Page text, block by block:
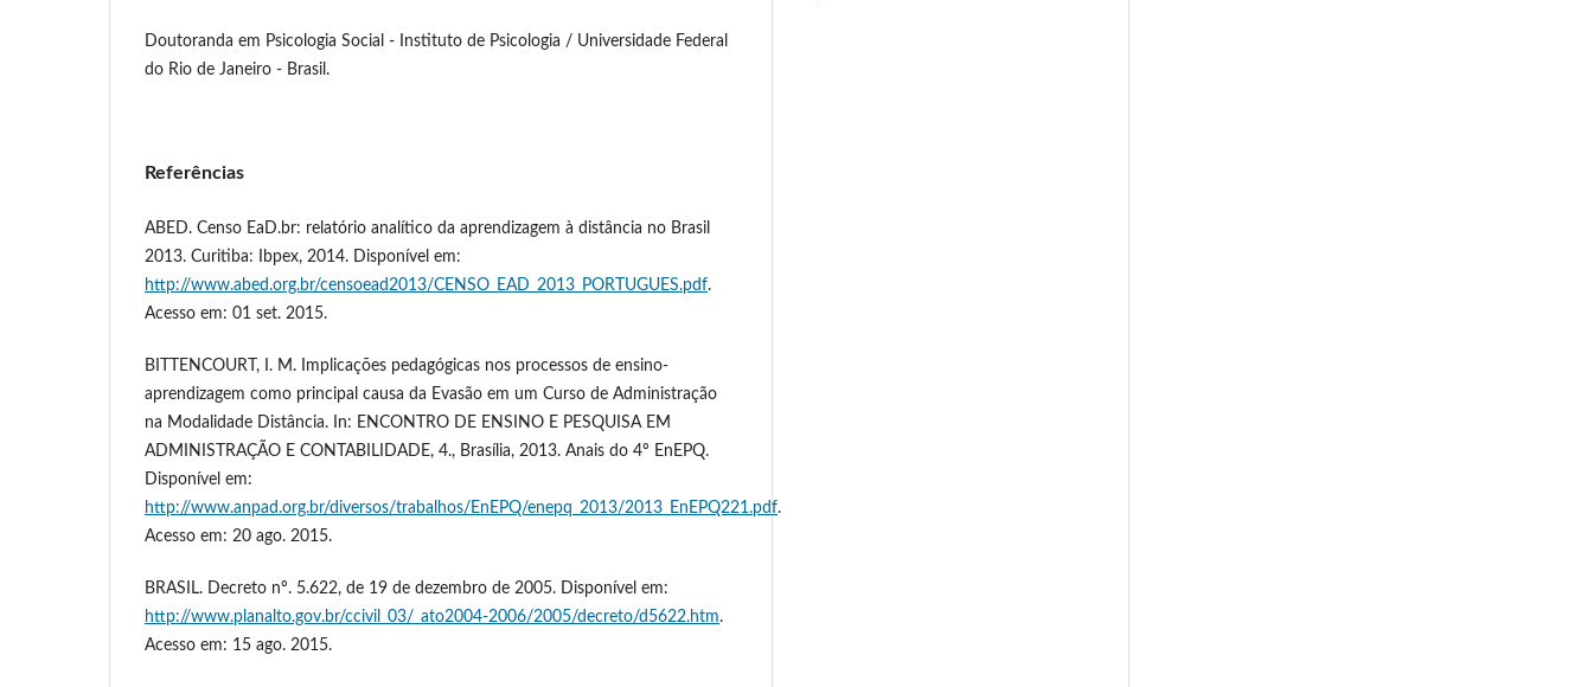
Doutoranda em Psicologia Social - Instituto de Psicologia / Universidade Federal
do Rio de Janeiro - Brasil.
Referências
ABED. Censo EaD.br: relatório analítico da aprendizagem à distância no Brasil
2013. Curitiba: Ibpex, 2014. Disponível em:
http://www.abed.org.br/censoead2013/CENSO_EAD_2013_PORTUGUES.pdf.
Acesso em: 01 set. 2015.
BITTENCOURT, I. M. Implicações pedagógicas nos processos de ensino-
aprendizagem como principal causa da Evasão em um Curso de Administração
na Modalidade Distância. In: ENCONTRO DE ENSINO E PESQUISA EM
ADMINISTRAÇÃO E CONTABILIDADE, 4., Brasília, 2013. Anais do 4º EnEPQ.
Disponível em:
http://www.anpad.org.br/diversos/trabalhos/EnEPQ/enepq_2013/2013_EnEPQ221.pdf.
Acesso em: 20 ago. 2015.
BRASIL. Decreto nº. 5.622, de 19 de dezembro de 2005. Disponível em:
http://www.planalto.gov.br/ccivil_03/_ato2004-2006/2005/decreto/d5622.htm.
Acesso em: 15 ago. 2015.